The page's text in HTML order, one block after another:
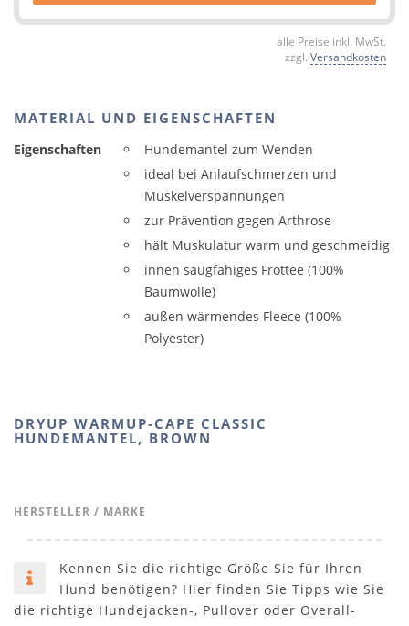
alle Preise inkl. MwSt.
zzgl. Versandkosten
MATERIAL UND EIGENSCHAFTEN
Eigenschaften
Hundemantel zum Wenden
ideal bei Anlaufschmerzen und
Muskelverspannungen
zur Prävention gegen Arthrose
hält Muskulatur warm und geschmeidig
innen saugfähiges Frottee (100%
Baumwolle)
außen wärmendes Fleece (100%
Polyester)
DRYUP WARMUP-CAPE CLASSIC
HUNDEMANTEL, BROWN
HERSTELLER / MARKE
Kennen Sie die richtige Größe Sie für Ihren
Hund benötigen? Hier finden Sie Tipps wie Sie
die richtige Hundejacken-, Pullover oder Overall-